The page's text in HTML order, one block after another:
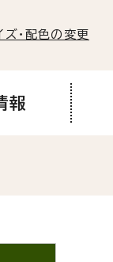
ズ・配色の変更
報